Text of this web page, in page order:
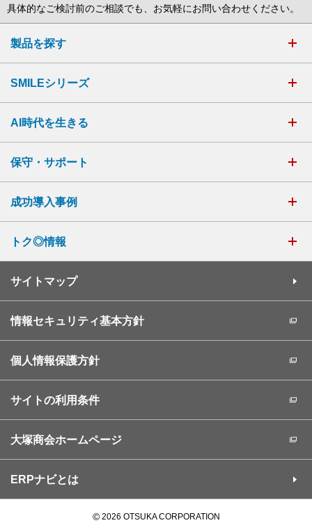
具体的なご検討前のご相談でも、お気軽にお問い合わせください。
製品を探す
SMILEシリーズ
AI時代を生きる
保守・サポート
成功導入事例
トク◎情報
サイトマップ
情報セキュリティ基本方針
個人情報保護方針
サイトの利用条件
大塚商会ホームページ
ERPナビとは
©2026 OTSUKA CORPORATION